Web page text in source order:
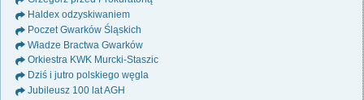
Haldex odzyskiwaniem
Poczet Gwarków Śląskich
Władze Bractwa Gwarków
Orkiestra KWK Murcki-Staszic
Dziś i jutro polskiego węgla
Jubileusz 100 lat AGH